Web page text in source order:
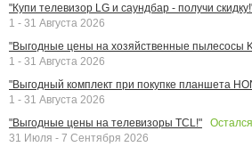
"Купи телевизор LG и саундбар - получи
1 - 31 Августа 2026
"Выгодные цены на хозяйственные пылесосы
1 - 31 Августа 2026
"Выгодный комплект при покупке планшета
1 - 31 Августа 2026
"Выгодные цены на телевизоры TCL!"
Остался
31 Июля - 7 Сентября 2026